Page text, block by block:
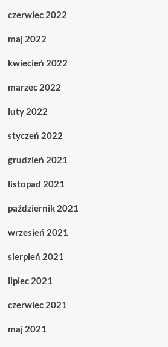
czerwiec 2022
maj 2022
kwiecień 2022
marzec 2022
luty 2022
styczeń 2022
grudzień 2021
listopad 2021
październik 2021
wrzesień 2021
sierpień 2021
lipiec 2021
czerwiec 2021
maj 2021